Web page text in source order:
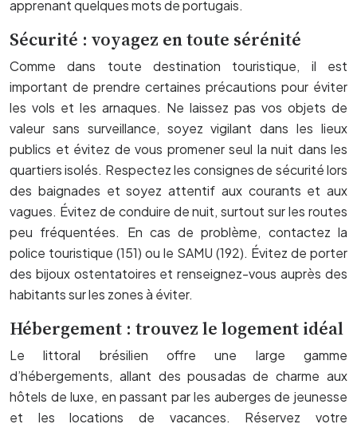
apprenant quelques mots de portugais.
Sécurité : voyagez en toute sérénité
Comme dans toute destination touristique, il est
important de prendre certaines précautions pour éviter
les vols et les arnaques. Ne laissez pas vos objets de
valeur sans surveillance, soyez vigilant dans les lieux
publics et évitez de vous promener seul la nuit dans les
quartiers isolés. Respectez les consignes de sécurité lors
des baignades et soyez attentif aux courants et aux
vagues. Évitez de conduire de nuit, surtout sur les routes
peu fréquentées. En cas de problème, contactez la
police touristique (151) ou le SAMU (192). Évitez de porter
des bijoux ostentatoires et renseignez-vous auprès des
habitants sur les zones à éviter.
Hébergement : trouvez le logement idéal
Le littoral brésilien offre une large gamme
d’hébergements, allant des pousadas de charme aux
hôtels de luxe, en passant par les auberges de jeunesse
et les locations de vacances. Réservez votre